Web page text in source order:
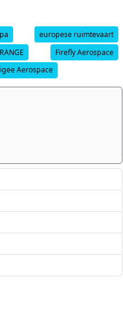
europese ruimtevaart
Firefly Aerospace
Aerospace